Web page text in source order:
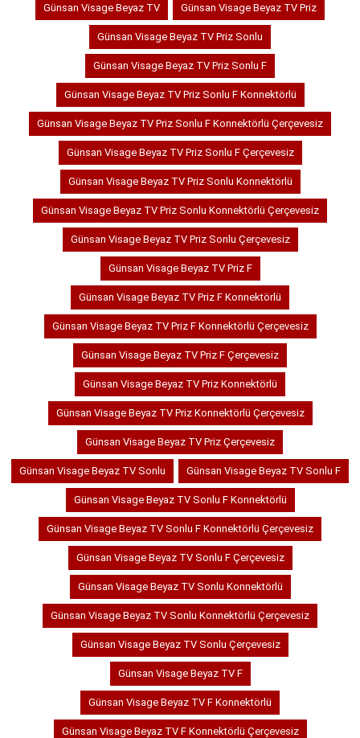
Günsan Visage Beyaz TV Günsan Visage Beyaz TV Priz
Günsan Visage Beyaz TV Priz Sonlu
Günsan Visage Beyaz TV Priz Sonlu F
Günsan Visage Beyaz TV Priz Sonlu F Konnektörlü
Günsan Visage Beyaz TV Priz Sonlu F Konnektörlü Çerçevesiz
Günsan Visage Beyaz TV Priz Sonlu F Çerçevesiz
Günsan Visage Beyaz TV Priz Sonlu Konnektörlü
Günsan Visage Beyaz TV Priz Sonlu Konnektörlü Çerçevesiz
Günsan Visage Beyaz TV Priz Sonlu Çerçevesiz
Günsan Visage Beyaz TV Priz F
Günsan Visage Beyaz TV Priz F Konnektörlü
Günsan Visage Beyaz TV Priz F Konnektörlü Çerçevesiz
Günsan Visage Beyaz TV Priz F Çerçevesiz
Günsan Visage Beyaz TV Priz Konnektörlü
Günsan Visage Beyaz TV Priz Konnektörlü Çerçevesiz
Günsan Visage Beyaz TV Priz Çerçevesiz
Günsan Visage Beyaz TV Sonlu Günsan Visage Beyaz TV Sonlu F
Günsan Visage Beyaz TV Sonlu F Konnektörlü
Günsan Visage Beyaz TV Sonlu F Konnektörlü Çerçevesiz
Günsan Visage Beyaz TV Sonlu F Çerçevesiz
Günsan Visage Beyaz TV Sonlu Konnektörlü
Günsan Visage Beyaz TV Sonlu Konnektörlü Çerçevesiz
Günsan Visage Beyaz TV Sonlu Çerçevesiz
Günsan Visage Beyaz TV F
Günsan Visage Beyaz TV F Konnektörlü
Günsan Visage Beyaz TV F Konnektörlü Çerçevesiz